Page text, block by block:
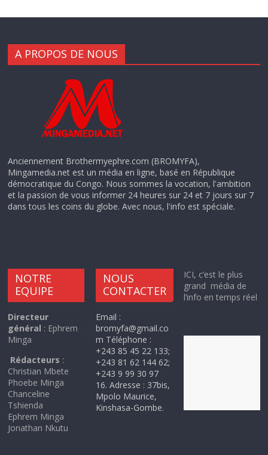
A PROPOS DE NOUS
Anciennement Brothermyephre.com (BROMYFA),
Mingamedia.net est un média en ligne, basé en République
démocratique du Congo. Nous sommes la vocation, l'ambition
et la passion de vous informer 24 heures sur 24 et 7 jours sur 7
dans tous les coins du globe. Avec nous, l'info est spéciale.
NOTRE
EQUIPE
Directeur
général : Ephrem
Minga
Rédacteurs :
Christian Mbete
Phoebe Minga
Chanceline
Tshienda
Ephrem Minga
Jonathan Nkutu
NOUS
CONTACTER
Email :
bromyfa@gmail.co
m Téléphone :
+243 85 45 22 133;
+243 81 62 144 62;
+243 9 99 30 97
16. Adresse : 37bis,
Mpolo Maurice,
Kinshasa-Gombe.
ICI, c’est le plus
grand média de
l’info en temps réel